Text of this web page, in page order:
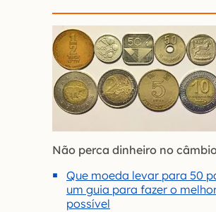
Não perca dinheiro no
Que moeda levar para 50
um guia para fazer o
possível